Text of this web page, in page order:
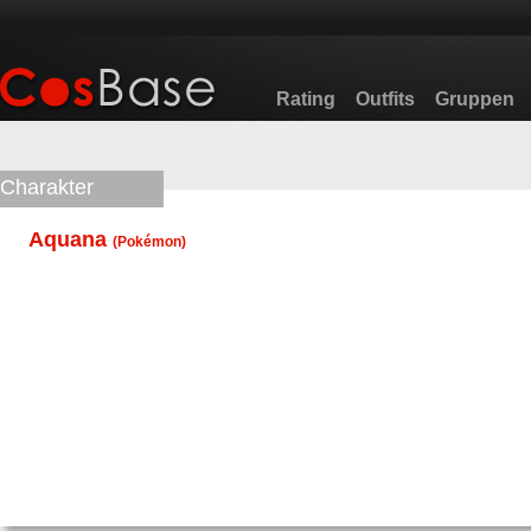
Rating Outfits Gruppen
Charakter
Aquana (Pokémon)